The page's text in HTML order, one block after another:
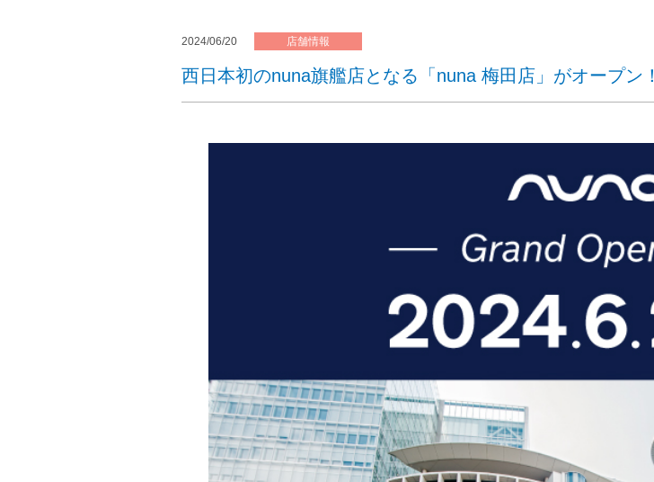
2024/06/20 店舗情報
西日本初のnuna旗艦店となる「nuna 梅田店」がオープン！